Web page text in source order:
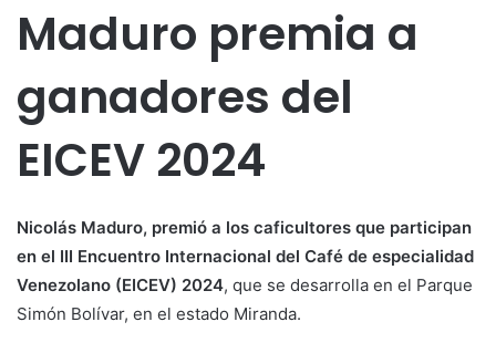
Maduro premia a
ganadores del
EICEV 2024
Nicolás Maduro, premió a los caficultores que participan
en el III Encuentro Internacional del Café de especialidad
Venezolano (EICEV) 2024, que se desarrolla en el Parque
Simón Bolívar, en el estado Miranda.